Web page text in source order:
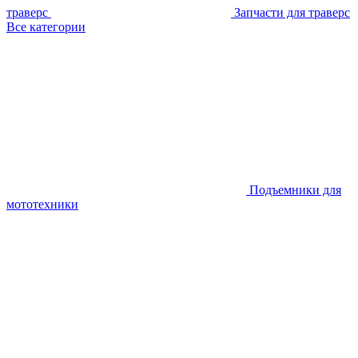
траверс
Запчасти для траверс
Все категории
Подъемники для
мототехники